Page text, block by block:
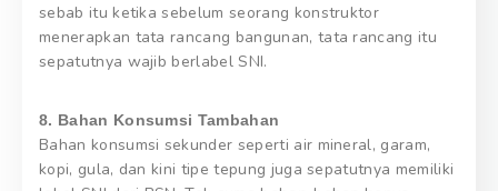
sebab itu ketika sebelum seorang konstruktor
menerapkan tata rancang bangunan, tata rancang itu
sepatutnya wajib berlabel SNI.
8. Bahan Konsumsi Tambahan
Bahan konsumsi sekunder seperti air mineral, garam,
kopi, gula, dan kini tipe tepung juga sepatutnya memiliki